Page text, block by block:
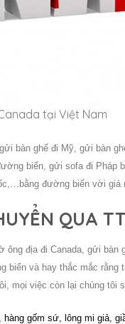
tại Việt Nam
bàn ghế đi Mỹ, gửi bàn
biển, gửi sofa đi Pháp
đường biển vời giá
QUA
ông địa đi Canada , gửi bàn
biển và hay thắc mắc
mọi việc còn lại chúng tôi
gốm sứ, lông mi giả,